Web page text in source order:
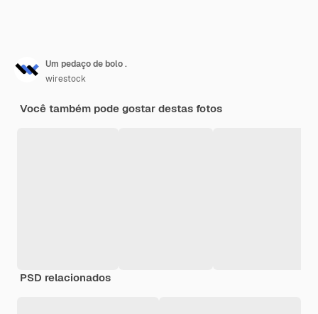
Um pedaço de bolo .
wirestock
Você também pode gostar destas fotos
PSD relacionados